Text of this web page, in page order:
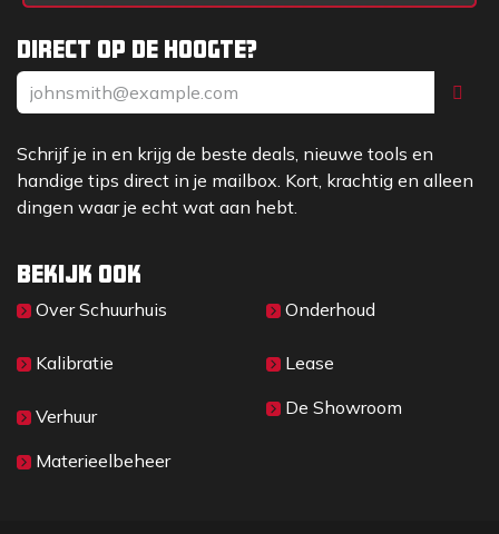
Direct op de hoogte?
Schrijf je in en krijg de beste deals, nieuwe tools en
handige tips direct in je mailbox. Kort, krachtig en alleen
dingen waar je echt wat aan hebt.
Bekijk ook
Over Sc​huurhuis
Kalibratie
Verhuur
Materieelbeheer
Onderhoud
Lease
De Showroom